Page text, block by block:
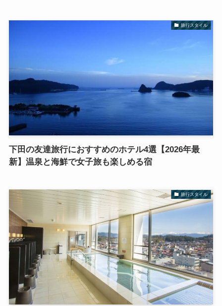
旅行スタイル
下田の友達旅行におすすめのホテル4選【2026年最
新】温泉と海鮮で女子旅も楽しめる宿
旅行スタイル